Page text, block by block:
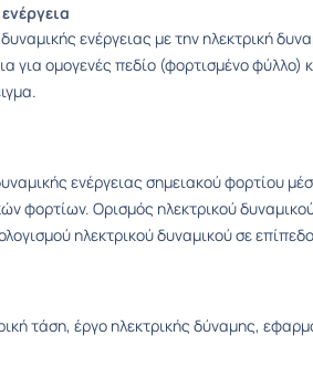
ενέργειας με την ηλεκτρική
για ομογενές πεδίο (φορτισμένο φύλλο)
ενέργειας σημειακού φορτίου
φορτίων. Ορισμός ηλεκτρικού
ηλεκτρικού δυναμικού σε
τάση, έργο ηλεκτρικής δύναμης,